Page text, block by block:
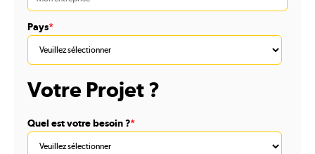
Pays*
Votre Projet ?
Quel est votre besoin ?*